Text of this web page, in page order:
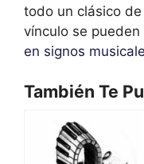
todo un clásico
vínculo se pueden
en signos
También Te